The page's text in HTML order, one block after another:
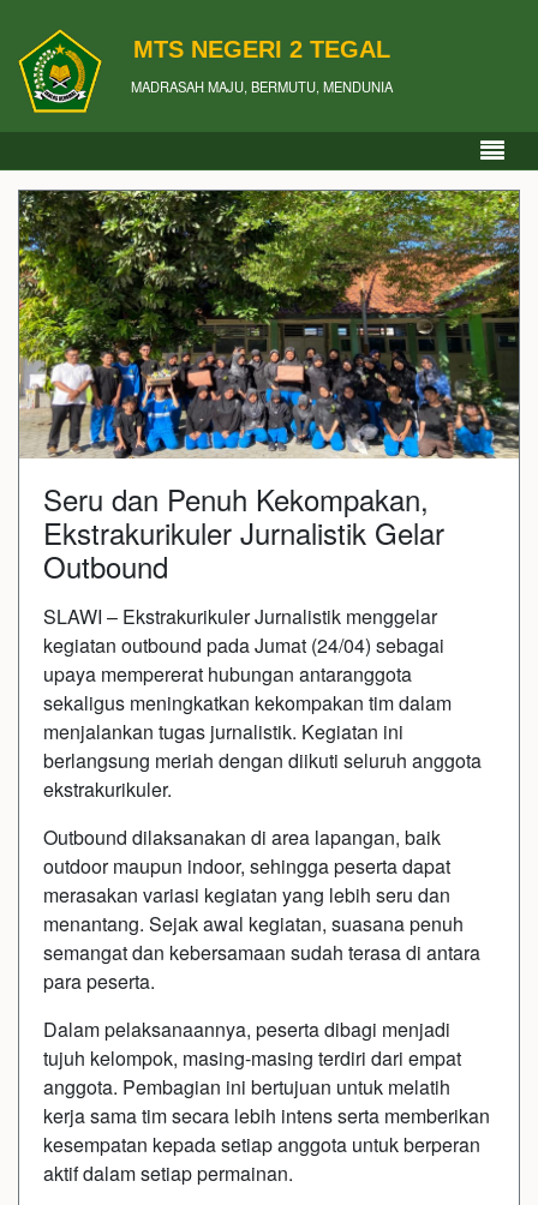
MTS NEGERI 2 TEGAL
MADRASAH MAJU, BERMUTU, MENDUNIA
Seru dan Penuh Kekompakan,
Ekstrakurikuler Jurnalistik Gelar
Outbound
SLAWI – Ekstrakurikuler Jurnalistik menggelar
kegiatan outbound pada Jumat (24/04) sebagai
upaya mempererat hubungan antaranggota
sekaligus meningkatkan kekompakan tim dalam
menjalankan tugas jurnalistik. Kegiatan ini
berlangsung meriah dengan diikuti seluruh anggota
ekstrakurikuler.
Outbound dilaksanakan di area lapangan, baik
outdoor maupun indoor, sehingga peserta dapat
merasakan variasi kegiatan yang lebih seru dan
menantang. Sejak awal kegiatan, suasana penuh
semangat dan kebersamaan sudah terasa di antara
para peserta.
Dalam pelaksanaannya, peserta dibagi menjadi
tujuh kelompok, masing-masing terdiri dari empat
anggota. Pembagian ini bertujuan untuk melatih
kerja sama tim secara lebih intens serta memberikan
kesempatan kepada setiap anggota untuk berperan
aktif dalam setiap permainan.